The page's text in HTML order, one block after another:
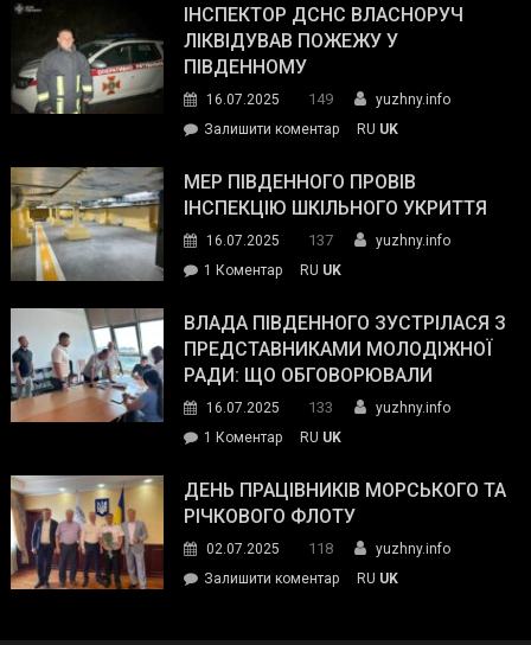
провів
нараду
силових
та
органів:
«Наш
спільний
окупанти.
Маємо
діяти
команда
ІНСПЕКТОР ДСНС ВЛАСНОРУЧ
ЛІКВІДУВАВ ПОЖЕЖУ У
ПІВДЕННОМУ
16.07.2025 149
yuzhny.info
Залишити коментарon
ДСНС
власноруч
пожежу
у
RU UK
МЕР ПІВДЕННОГО ПРОВІВ
ІНСПЕКЦІЮ ШКІЛЬНОГО УКРИТТЯ
16.07.2025 137
yuzhny.info
1 Коментардо
Південного
провів
інспекцію
укриття
RU UK
ВЛАДА ПІВДЕННОГО ЗУСТРІЛАСЯ З
ПРЕДСТАВНИКАМИ МОЛОДІЖНОЇ
РАДИ: ЩО ОБГОВОРЮВАЛИ
16.07.2025 133
yuzhny.info
1 Коментардо
Південного
зустрілася
представниками
молодіжної
RU UK
ДЕНЬ ПРАЦІВНИКІВ МОРСЬКОГО ТА
РІЧКОВОГО ФЛОТУ
02.07.2025 118
yuzhny.info
Залишити коментарon
RU UK